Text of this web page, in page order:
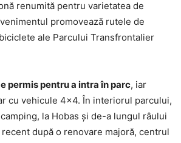
renumită pentru varietatea de
promovează rutele de
ale Parcului Transfrontalier
permis pentru a intra în parc, iar
cu vehicule 4×4. În interiorul parcului,
la Hobas şi de-a lungul râului
după o renovare majoră, centrul